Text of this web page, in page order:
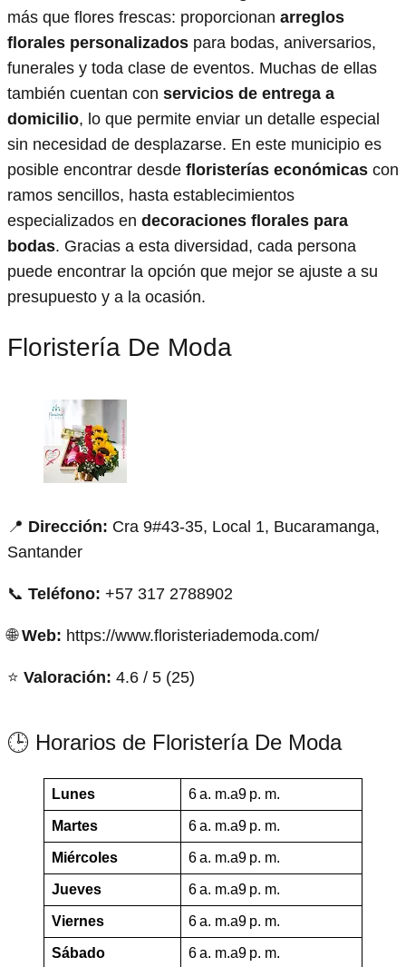
más que flores frescas: proporcionan arreglos
florales personalizados para bodas, aniversarios,
funerales y toda clase de eventos. Muchas de ellas
también cuentan con servicios de entrega a
domicilio, lo que permite enviar un detalle especial
sin necesidad de desplazarse. En este municipio es
posible encontrar desde floristerías económicas con
ramos sencillos, hasta establecimientos
especializados en decoraciones florales para
bodas. Gracias a esta diversidad, cada persona
puede encontrar la opción que mejor se ajuste a su
presupuesto y a la ocasión.
Floristería De Moda
📍 Dirección: Cra 9#43-35, Local 1, Bucaramanga,
Santander
📞 Teléfono: +57 317 2788902
🌐Web: https://www.floristeriademoda.com/
⭐ Valoración: 4.6 / 5 (25)
🕒 Horarios de Floristería De Moda
Lunes 6 a. m.a9 p. m.
Martes 6 a. m.a9 p. m.
Miércoles 6 a. m.a9 p. m.
Jueves 6 a. m.a9 p. m.
Viernes 6 a. m.a9 p. m.
Sábado 6 a. m.a9 p. m.